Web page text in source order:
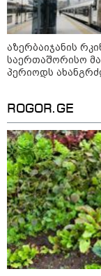
აზერბაიჯანის
საერთაშორისო
პერიოდს
ROGOR.GE